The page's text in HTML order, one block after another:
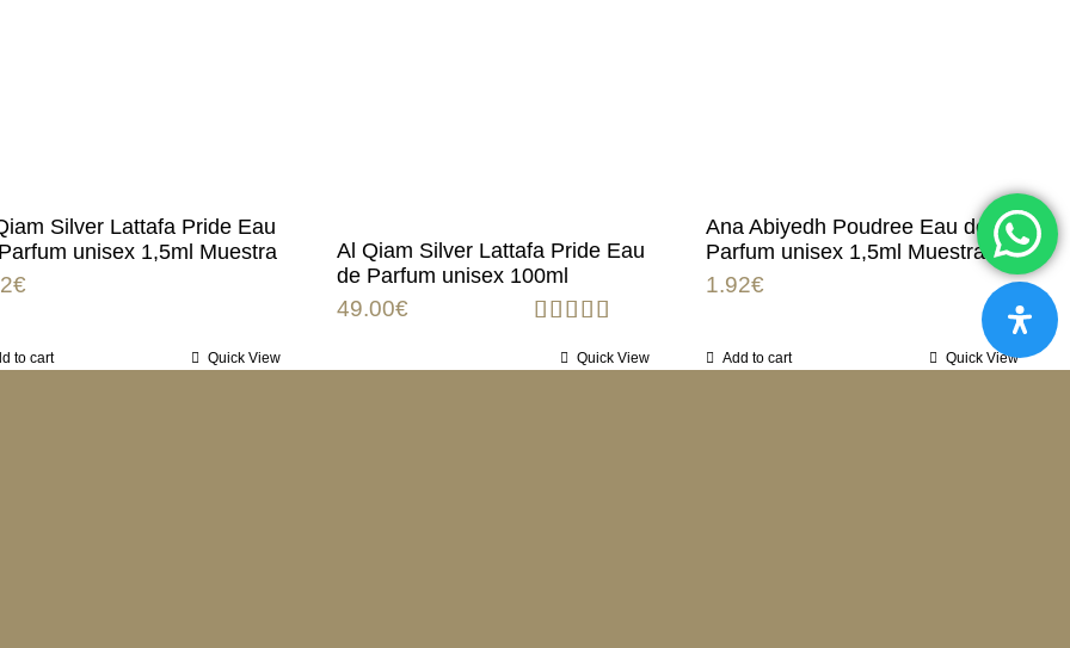
Silver Lattafa Pride Eau
unisex 1,5ml Muestra
€
to cart Quick View
Al Qiam Silver Lattafa Pride Eau
de Parfum unisex 100ml
out of 5
49.00€
Quick View
Ana Abiyedh Poudree Eau de
Parfum unisex 1,5ml Muestra
1.92€
Add to cart Quick View